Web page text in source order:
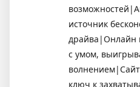
источник
драйва|Онлайн
с умом,
ключ к